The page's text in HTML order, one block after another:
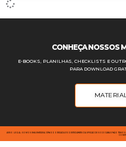
CONHEÇA NOSSOS
E-BOOKS, PLANILHAS, CHECKLISTS E
PARA DOWNLOAD
AVISO LEGAL: SOMOS UMA EMPRESA JÚNIOR OPERADA POR ESTUDANTES DA UFSCAR DE SOROCABA E NÃO